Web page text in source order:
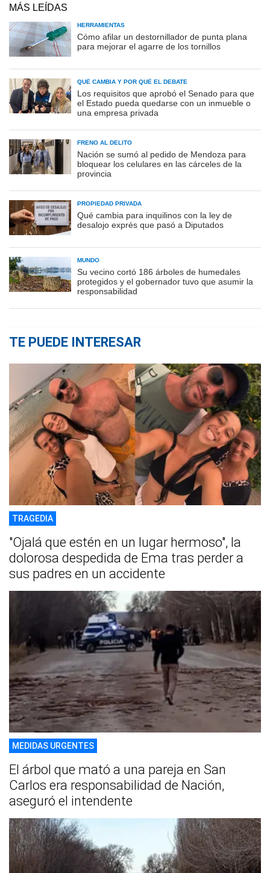
MÁS LEÍDAS
HERRAMIENTAS
Cómo afilar un destornillador de punta plana
para mejorar el agarre de los tornillos
QUÉ CAMBIA Y POR QUÉ EL DEBATE
Los requisitos que aprobó el Senado para que
el Estado pueda quedarse con un inmueble o
una empresa privada
FRENO AL DELITO
Nación se sumó al pedido de Mendoza para
bloquear los celulares en las cárceles de la
provincia
PROPIEDAD PRIVADA
Qué cambia para inquilinos con la ley de
desalojo exprés que pasó a Diputados
MUNDO
Su vecino cortó 186 árboles de humedales
protegidos y el gobernador tuvo que asumir la
responsabilidad
TE PUEDE INTERESAR
TRAGEDIA
"Ojalá que estén en un lugar hermoso", la
dolorosa despedida de Ema tras perder a
sus padres en un accidente
MEDIDAS URGENTES
El árbol que mató a una pareja en San
Carlos era responsabilidad de Nación,
aseguró el intendente